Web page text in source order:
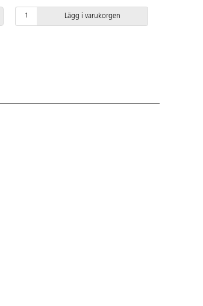
Mått skrivyta: B201,5xH121,5 cm.
Mellanstaget fungerar även som
Lägg i varukorgen